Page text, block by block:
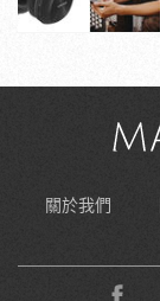
關於我們